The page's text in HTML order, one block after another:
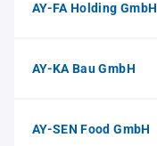
AY-FA Holding GmbH
AY-KA Bau GmbH
AY-SEN Food GmbH